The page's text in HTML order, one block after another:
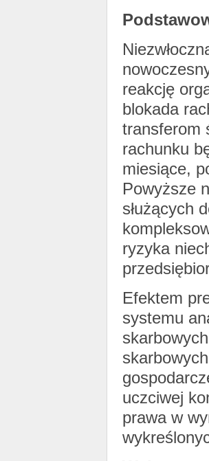
reakcję
blokada
transferom
rachunku
miesiące,
Powyższe
służących
ryzyka
Efektem
systemu
uczciwej
prawa w